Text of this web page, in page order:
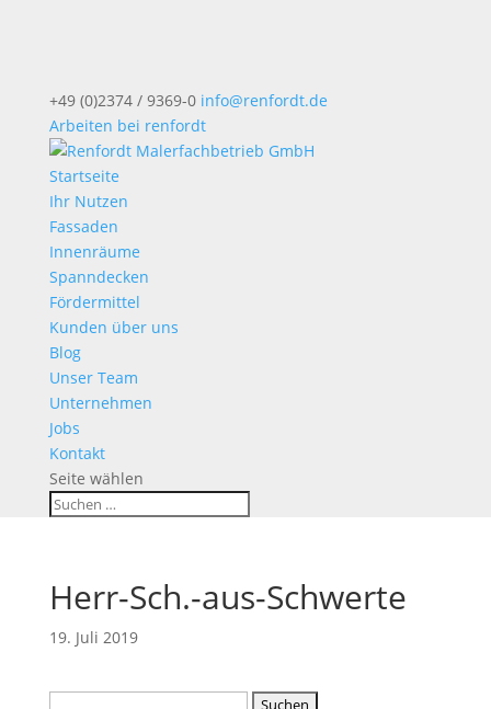
+49 (0)2374 / 9369-0 info@renfordt.de
Arbeiten bei renfordt
Startseite
Ihr Nutzen
Fassaden
Innenräume
Spanndecken
Fördermittel
Kunden über uns
Blog
Unser Team
Unternehmen
Jobs
Kontakt
Seite wählen
Herr-Sch.-aus-Schwerte
19. Juli 2019